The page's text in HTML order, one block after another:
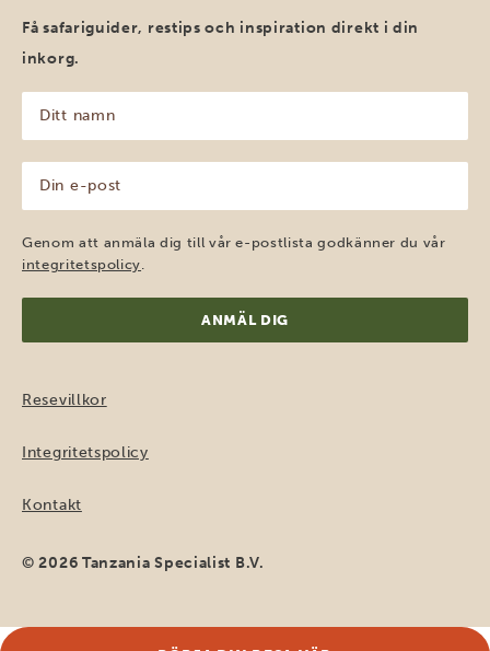
Få safariguider, restips och inspiration direkt i din
inkorg.
namn
(Obligatoriskt)
post
(Obligatoriskt)
Genom att anmäla dig till vår e-postlista godkänner du vår
integritetspolicy
Resevillkor
Integritetspolicy
Kontakt
© 2026 Tanzania Specialist B.V.